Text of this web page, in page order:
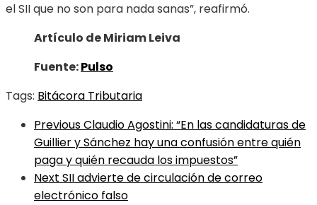
el SII que no son para nada sanas”, reafirmó.
Artículo de Miriam Leiva
Fuente:Pulso
Tags: Bitácora Tributaria
PreviousClaudio Agostini: “En las candidaturas de
Guillier y Sánchez hay una confusión entre quién
paga y quién recauda los impuestos”
Next SII advierte de circulación de correo
electrónico falso